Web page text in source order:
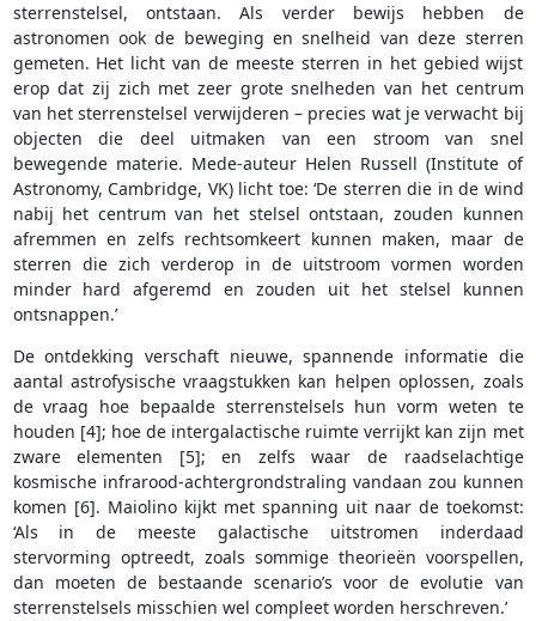
sterrenstelsel, ontstaan. Als verder bewijs hebben de
astronomen ook de beweging en snelheid van deze sterren
gemeten. Het licht van de meeste sterren in het gebied wijst
erop dat zij zich met zeer grote snelheden van het centrum
van het sterrenstelsel verwijderen – precies wat je verwacht bij
objecten die deel uitmaken van een stroom van snel
bewegende materie. Mede-auteur Helen Russell (Institute of
Astronomy, Cambridge, VK) licht toe: ‘De sterren die in de wind
nabij het centrum van het stelsel ontstaan, zouden kunnen
afremmen en zelfs rechtsomkeert kunnen maken, maar de
sterren die zich verderop in de uitstroom vormen worden
minder hard afgeremd en zouden uit het stelsel kunnen
ontsnappen.’
De ontdekking verschaft nieuwe, spannende informatie die
aantal astrofysische vraagstukken kan helpen oplossen, zoals
de vraag hoe bepaalde sterrenstelsels hun vorm weten te
houden [4]; hoe de intergalactische ruimte verrijkt kan zijn met
zware elementen [5]; en zelfs waar de raadselachtige
kosmische infrarood-achtergrondstraling vandaan zou kunnen
komen [6]. Maiolino kijkt met spanning uit naar de toekomst:
‘Als in de meeste galactische uitstromen inderdaad
stervorming optreedt, zoals sommige theorieën voorspellen,
dan moeten de bestaande scenario’s voor de evolutie van
sterrenstelsels misschien wel compleet worden herschreven.’